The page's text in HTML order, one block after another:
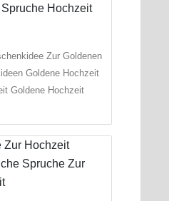
Zur Goldenen
Goldene Hochzeit
Goldene Hochzeit